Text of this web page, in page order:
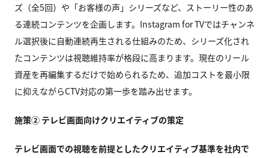
ズ（全5回）や「お客様の声」シリーズなど、ストーリー性のあ
る連続コンテンツを企画します。Instagram for TVではチャンネ
ル選択後に自動連続再生される仕組みのため、シリーズ化され
たコンテンツは視聴維持率が格段に高まります。現在のリール
資産を再編集するだけで始められるため、追加コストを最小限
に抑えながらCTV対応の第一歩を踏み出せます。
施策② テレビ画面向けクリエイティブの策定
テレビ画面での視聴を前提としたクリエイティブ基準を社内で